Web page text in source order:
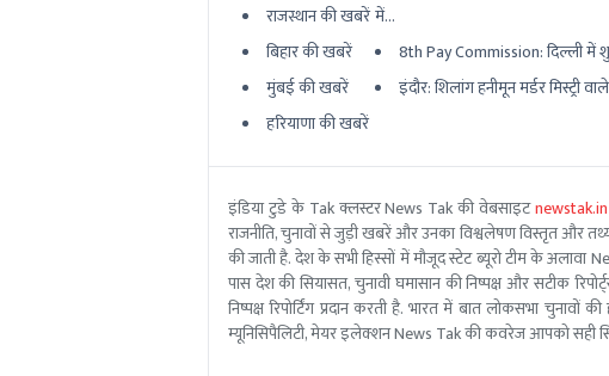
राजस्थान की खबरें
बिहार की खबरें
मुंबई की खबरें
हरियाणा की खबरें
में...
8th Pay Commission: दिल्ली में
इंदौर: शिलांग हनीमून मर्डर मिस्ट्री
इंडिया टुडे के Tak क्लस्टर News Tak की वेबसाइटnewstak.in
राजनीति, चुनावों से जुड़ी खबरें और उनका विश्वलेषण विस्तृत और
की जाती है. देश के सभी हिस्सों में मौजूद स्टेट ब्यूरो टीम के
पास देश की सियासत, चुनावी घमासान की निष्पक्ष और सटीक
निष्पक्ष रिपोर्टिंग प्रदान करती है. भारत में बात लोकसभा चुनावों
म्यूनिसिपैलिटी, मेयर इलेक्शन News Tak की कवरेज आपको सही